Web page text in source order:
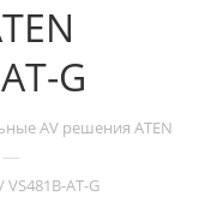
G
AV решения ATEN
—
AT-G